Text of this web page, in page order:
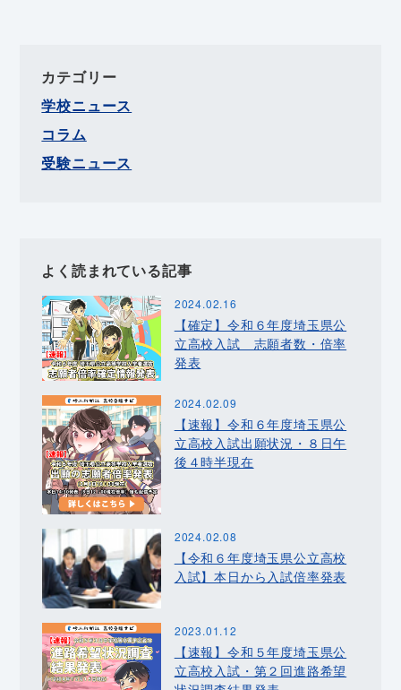
カテゴリー
学校ニュース
コラム
受験ニュース
よく読まれている記事
2024.02.16
【確定】令和６年度埼玉県公
立高校入試 志願者数・倍率
発表
2024.02.09
【速報】令和６年度埼玉県公
立高校入試出願状況・８日午
後４時半現在
2024.02.08
【令和６年度埼玉県公立高校
入試】本日から入試倍率発表
2023.01.12
【速報】令和５年度埼玉県公
立高校入試・第２回進路希望